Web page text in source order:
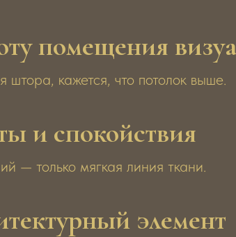
помещения
штора, кажется, что потолок выше.
и спокойствия
— только мягкая линия ткани.
элемент